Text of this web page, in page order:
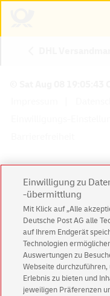
Konzern Karriere
Einwilligung zu
-übermittlung
Mit Klick auf „Alle
Deutsche Post AG alle
auf Ihrem Endgerät
Technologien
Auswertungen zu
Webseite
Erlebnis zu bieten und
jeweiligen Präferenzen